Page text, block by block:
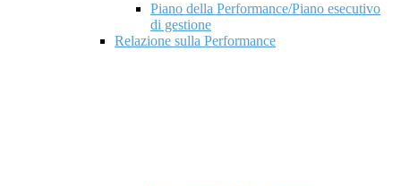
Piano della Performance/Piano esecutivo
di gestione
Relazione sulla Performance